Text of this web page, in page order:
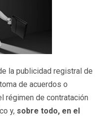
la publicidad registral de
de acuerdos o
régimen de contratación
y, sobre todo, en el